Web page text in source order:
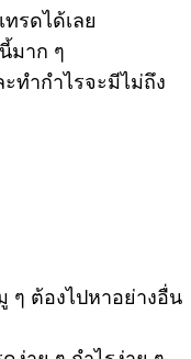
รดได้เลย
มาก ๆ
ทำกำไรจะมีไม่ถึง
ๆ ต้องไปหาอย่างอื่น